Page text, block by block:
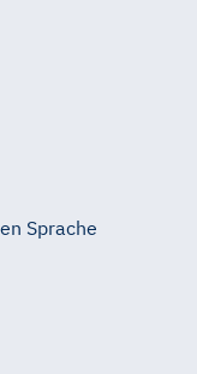
Sprache